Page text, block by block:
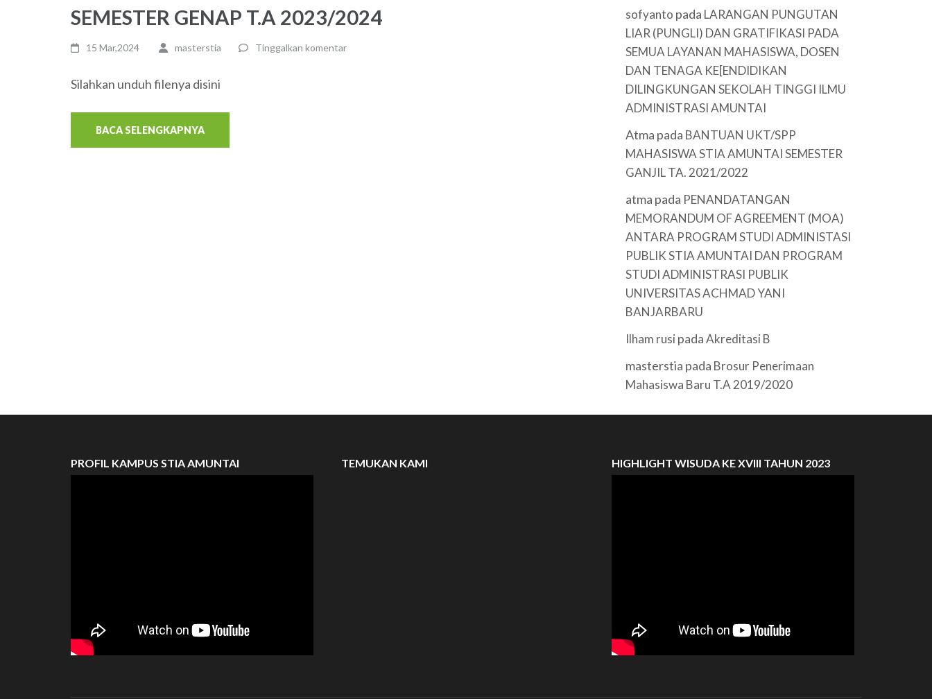
SEMESTER GENAP T.A 2023/2024
15 Mar,2024 masterstia Tinggalkan komentar
Silahkan unduh filenya disini
BACA SELENGKAPNYA
sofyanto pada LARANGAN PUNGUTAN
LIAR (PUNGLI) DAN GRATIFIKASI PADA
SEMUA LAYANAN MAHASISWA, DOSEN
DAN TENAGA KE[ENDIDIKAN
DILINGKUNGAN SEKOLAH TINGGI ILMU
ADMINISTRASI AMUNTAI
Atma pada BANTUAN UKT/SPP
MAHASISWA STIA AMUNTAI SEMESTER
GANJIL TA. 2021/2022
atma pada PENANDATANGAN
MEMORANDUM OF AGREEMENT (MOA)
ANTARA PROGRAM STUDI ADMINISTASI
PUBLIK STIA AMUNTAI DAN PROGRAM
STUDI ADMINISTRASI PUBLIK
UNIVERSITAS ACHMAD YANI
BANJARBARU
Ilham rusi padaAkreditasi B
masterstia pada Brosur Penerimaan
Mahasiswa Baru T.A 2019/2020
PROFIL KAMPUS STIA AMUNTAI TEMUKAN KAMI HIGHLIGHT WISUDA KE XVIII TAHUN 2023